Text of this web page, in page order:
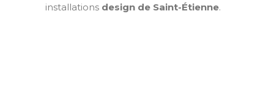
installations design de Saint-Étienne.